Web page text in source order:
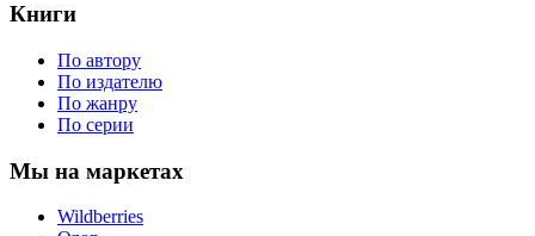
Книги
По автору
По издателю
По жанру
По серии
Мы на маркетах
Wildberries